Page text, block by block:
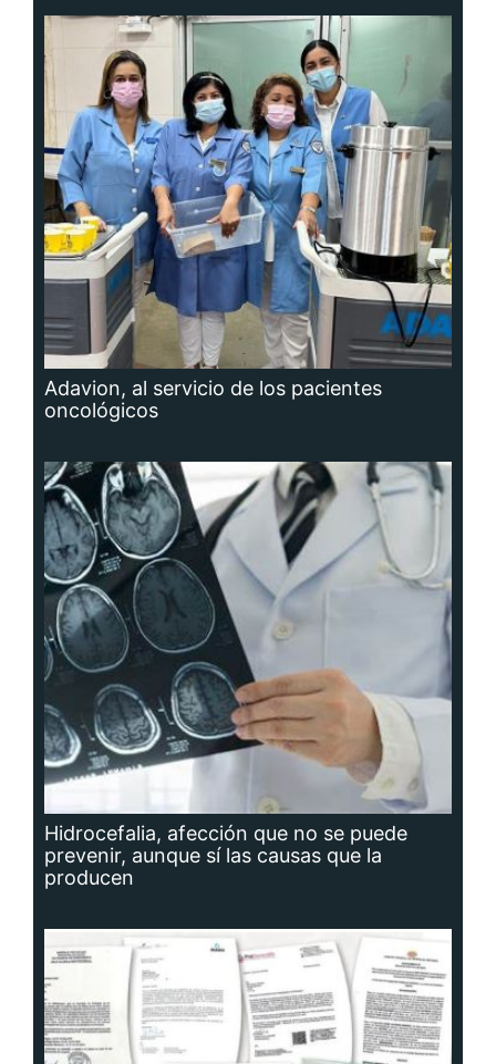
Adavion, al servicio de los pacientes
oncológicos
Hidrocefalia, afección que no se puede
prevenir, aunque sí las causas que la
producen